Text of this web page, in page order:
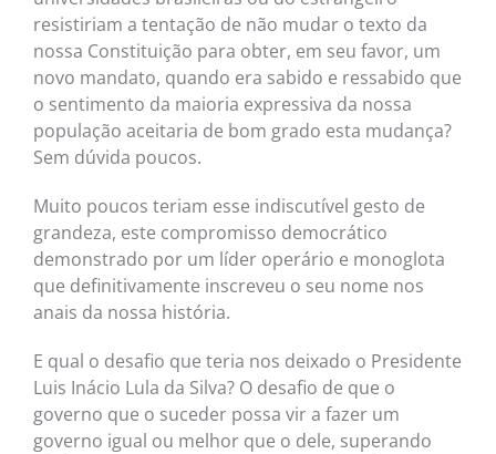
resistiriam a tentação de não mudar o texto da
nossa Constituição para obter, em seu favor, um
novo mandato, quando era sabido e ressabido que
o sentimento da maioria expressiva da nossa
população aceitaria de bom grado esta mudança?
Sem dúvida poucos.
Muito poucos teriam esse indiscutível gesto de
grandeza, este compromisso democrático
demonstrado por um líder operário e monoglota
que definitivamente inscreveu o seu nome nos
anais da nossa história.
E qual o desafio que teria nos deixado o Presidente
Luis Inácio Lula da Silva? O desafio de que o
governo que o suceder possa vir a fazer um
governo igual ou melhor que o dele, superando